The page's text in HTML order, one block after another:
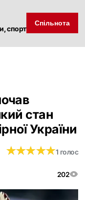
спорт
Спільнота
стан
України
202
★★★★★
★★★★★1 голос